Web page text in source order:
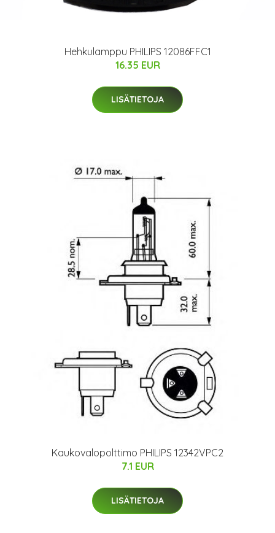
Hehkulamppu PHILIPS 12086FFC1
16.35 EUR
LISÄTIETOJA
Kaukovalopolttimo PHILIPS 12342VPC2
7.1 EUR
LISÄTIETOJA